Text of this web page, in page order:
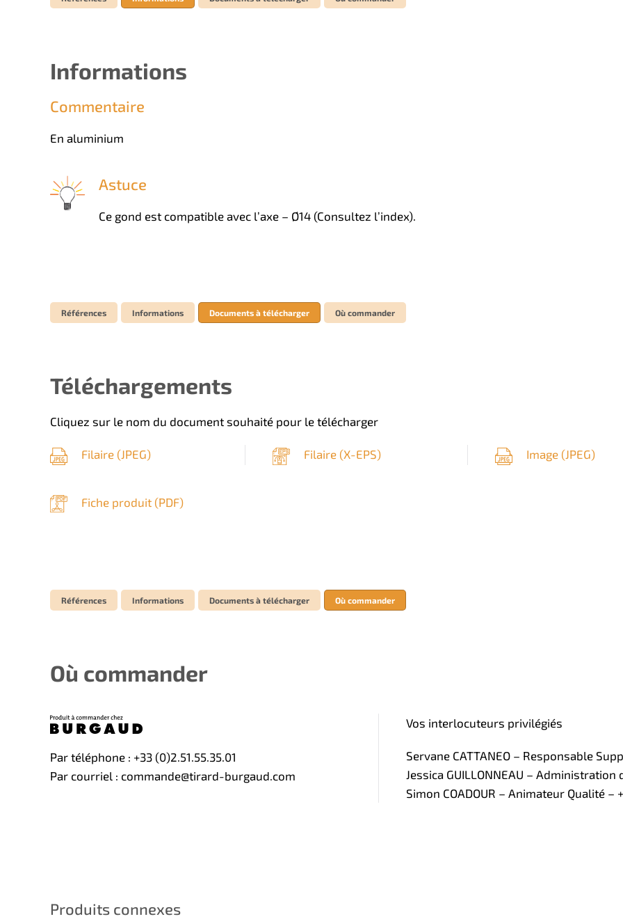
Informations
Commentaire
En aluminium
Astuce
Ce gond est compatible avec l’axe – Ø14 (Consultez l’index).
Références Informations Documents à télécharger Où commander
Téléchargements
Cliquez sur le nom du document souhaité pour le télécharger
Filaire (JPEG) Filaire (X-EPS) Image (JPEG)
Fiche produit (PDF)
Références Informations Documents à télécharger Où commander
Où commander
Par téléphone : +33 (0)2.51.55.35.01
Par courriel : commande@tirard-burgaud.com
Vos interlocuteurs privilégiés
Servane CATTANEO – Responsable
Jessica GUILLONNEAU – Administration
Simon COADOUR – Animateur Qualité –
Produits connexes